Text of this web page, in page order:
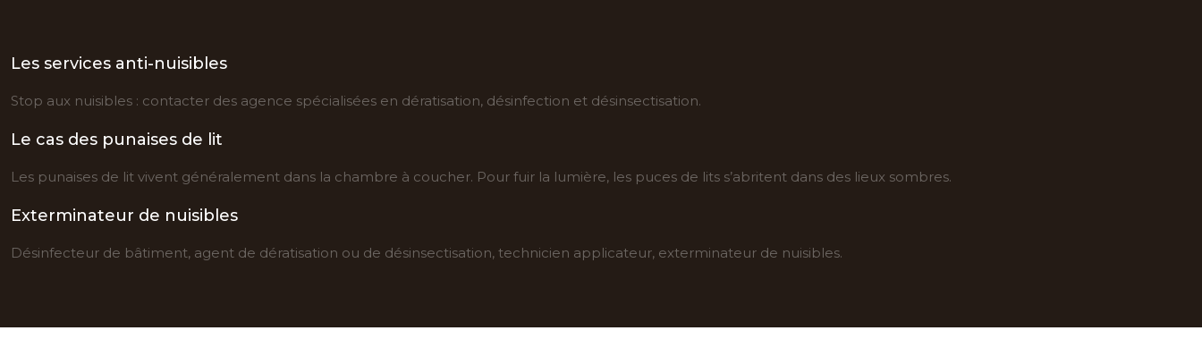
Les services anti-nuisibles
Stop aux nuisibles : contacter des agence spécialisées en dératisation, désinfection et désinsectisation.
Le cas des punaises de lit
Les punaises de lit vivent généralement dans la chambre à coucher. Pour fuir la lumière, les puces de lits s’abritent dans des lieux sombres.
Exterminateur de nuisibles
Désinfecteur de bâtiment, agent de dératisation ou de désinsectisation, technicien applicateur, exterminateur de nuisibles.